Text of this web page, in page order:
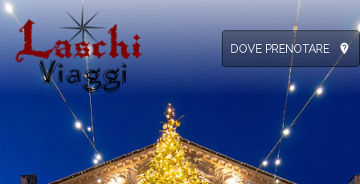
DOVE PRENOTARE not_listed_location